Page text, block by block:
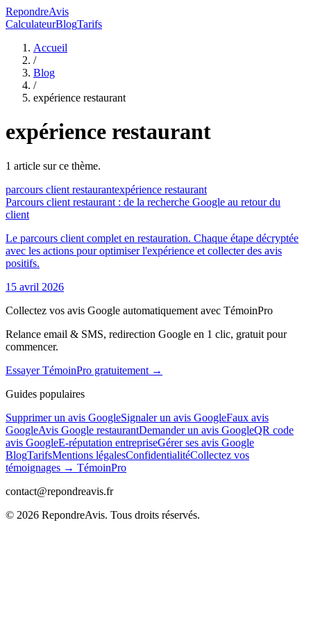
RepondreAvis
CalculateurBlogTarifs
Accueil
/
Blog
/
expérience restaurant
expérience restaurant
1 article sur ce thème.
parcours client restaurantexpérience restaurant
Parcours client restaurant : de la recherche Google au retour du
client
Le parcours client complet en restauration. Chaque étape décryptée
avec les actions pour optimiser l'expérience et collecter des avis
positifs.
15 avril 2026
Collectez vos avis Google automatiquement avec TémoinPro
Relance email & SMS, redirection Google en 1 clic, gratuit pour
commencer.
Essayer TémoinPro gratuitement →
Guides populaires
Supprimer un avis GoogleSignaler un avis GoogleFaux avis
GoogleAvis Google restaurantDemander un avis GoogleQR code
avis GoogleE-réputation entrepriseGérer ses avis Google
BlogTarifsMentions légalesConfidentialitéCollectez vos
témoignages → TémoinPro
contact@repondreavis.fr
© 2026 RepondreAvis. Tous droits réservés.